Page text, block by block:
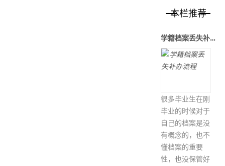
本栏推荐
学籍档案丢失补办流程
很多毕业生在刚
毕业的时候对于
自己的档案是没
有概念的，也不
懂档案的重要
性，也没保管好